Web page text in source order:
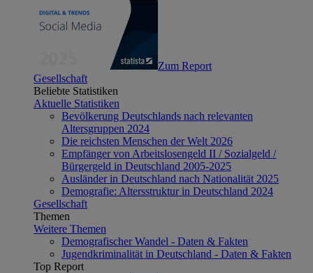
Zum Report
Gesellschaft
Beliebte Statistiken
Aktuelle Statistiken
Bevölkerung Deutschlands nach relevanten
Altersgruppen 2024
Die reichsten Menschen der Welt 2026
Empfänger von Arbeitslosengeld II / Sozialgeld /
Bürgergeld in Deutschland 2005-2025
Ausländer in Deutschland nach Nationalität 2025
Demografie: Altersstruktur in Deutschland 2024
Gesellschaft
Themen
Weitere Themen
Demografischer Wandel - Daten & Fakten
Jugendkriminalität in Deutschland - Daten & Fakten
Top Report